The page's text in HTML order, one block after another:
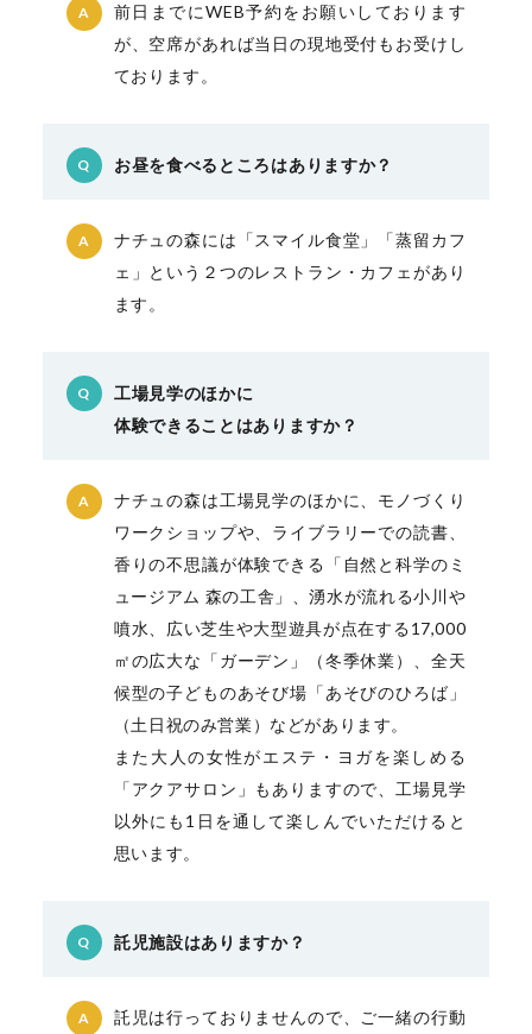
A
前日までにWEB予約をお願いしております
が、空席があれば当日の現地受付もお受けし
ております。
Q お昼を食べるところはありますか？
A
ナチュの森には「スマイル食堂」「蒸留カフ
ェ」という２つのレストラン・カフェがあり
ます。
Q
工場見学のほかに
体験できることはありますか？
A
ナチュの森は工場見学のほかに、モノづくり
ワークショップや、ライブラリーでの読書、
香りの不思議が体験できる「自然と科学のミ
ュージアム 森の工舎」、湧水が流れる小川や
噴水、広い芝生や大型遊具が点在する17,000
㎡の広大な「ガーデン」（冬季休業）、全天
候型の子どものあそび場「あそびのひろば」
（土日祝のみ営業）などがあります。
また大人の女性がエステ・ヨガを楽しめる
「アクアサロン」もありますので、工場見学
以外にも1日を通して楽しんでいただけると
思います。
Q 託児施設はありますか？
A
託児は行っておりませんので、ご一緒の行動